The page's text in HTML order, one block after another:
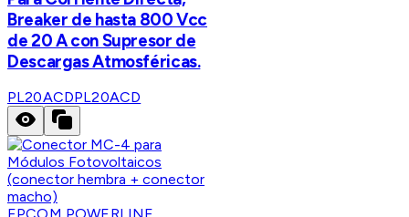
Breaker de hasta 800 Vcc
de 20 A con Supresor de
Descargas Atmosféricas.
PL20ACDPL20ACD